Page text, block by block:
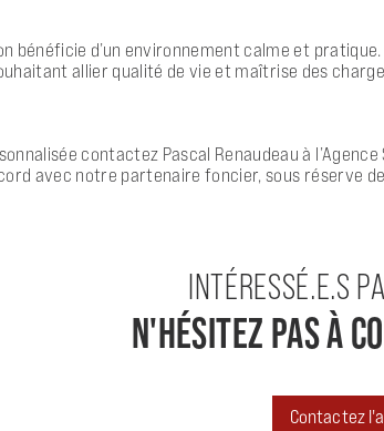
bénéficie d’un environnement calme et
allier qualité de vie et maîtrise des
contactez Pascal Renaudeau à
avec notre partenaire foncier, sous réserve
N'HÉSITEZ PAS À
INTÉRESSÉ.E.S
Contactez